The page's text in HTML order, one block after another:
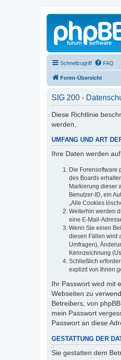
Schnellzugriff FAQ
Foren-Übersicht
SIG 200 -
Diese Richtlinie
werden.
UMFANG UND ART
Ihre Daten werden
Die Forensoftware
des Boards
Markierung dieser
Benutzer-ID, ein
„Alle Cookies
Weiterhin werden
eine E-Mail-
Wenn Sie einen
diesen Fällen wird
Umfragen),
Kennzeichnung
Schließlich
explizit von Ihnen
Ihr Passwort wird mit
Webseiten zu
Betreibers, von
mein Passwort
Passwort an diese
GESTATTUNG DER
Sie gestatten dem